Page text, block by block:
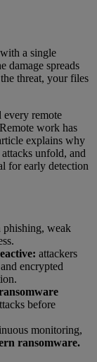
a single
damage spreads
threat, your files
every remote
work has
explains why
unfold, and
for early detection
phishing, weak
attackers
encrypted
before
monitoring,
ransomware.